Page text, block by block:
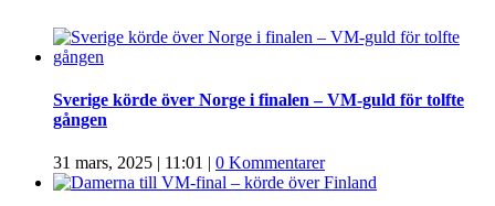
Sverige körde över Norge i finalen – VM-guld för tolfte
gången
31 mars, 2025 | 11:01 | 0 Kommentarer